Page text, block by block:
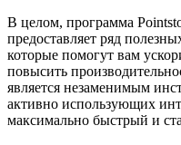
В целом, программа
предоставляет ряд
которые помогут вам
повысить
является незаменимым
активно использующих
максимально быстрый и